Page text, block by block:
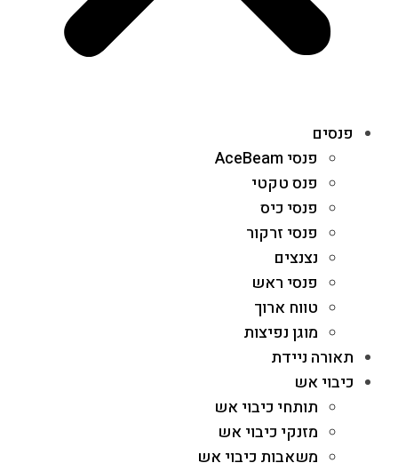
פנסים
פנסי AceBeam
פנס טקטי
פנסי כיס
פנסי זרקור
נצנצים
פנסי ראש
טווח ארוך
מוגן נפיצות
תאורה ניידת
כיבוי אש
תותחי כיבוי אש
מזנקי כיבוי אש
משאבות כיבוי אש